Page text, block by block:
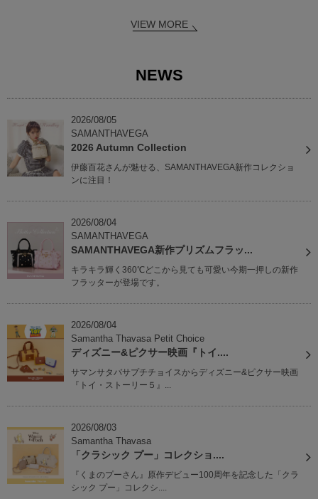
VIEW MORE
NEWS
2026/08/05
SAMANTHAVEGA
2026 Autumn Collection
伊藤百花さんが魅せる、SAMANTHAVEGA新作コレクショ
ンに注目！
2026/08/04
SAMANTHAVEGA
SAMANTHAVEGA新作プリズムフラッ...
キラキラ輝く360℃どこから見ても可愛い今期一押しの新作
フラッターが登場です。
2026/08/04
Samantha Thavasa Petit Choice
ディズニー&ピクサー映画『トイ....
サマンサタバサプチチョイスからディズニー&ピクサー映画
『トイ・ストーリー５』...
2026/08/03
Samantha Thavasa
「クラシック プー」コレクショ....
『くまのプーさん』原作デビュー100周年を記念した「クラ
シック プー」コレクシ....